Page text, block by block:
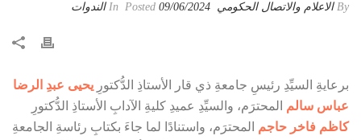
By الاعلام والاتصال الحكومي 09/06/2024 الندوات
برعايةِ السيِّدِ رئيسِ جامعةِ ذي قار الأستاذِ الدُّكتورِ يحيى عبدِ الرضا
عباس سالم المحترَم، والسيِّدِ عميدِ كليةِ الآدابِ الأستاذِ الدُّكتورِ
كاظم فاخر حاجم المحترَم، واستنادًا لما جاءَ بكتابِ رئاسةِ الجامعةِ